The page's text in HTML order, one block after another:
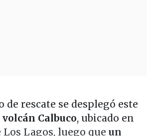
de rescate se desplegó este
volcán Calbuco, ubicado en
Los Lagos, luego que un